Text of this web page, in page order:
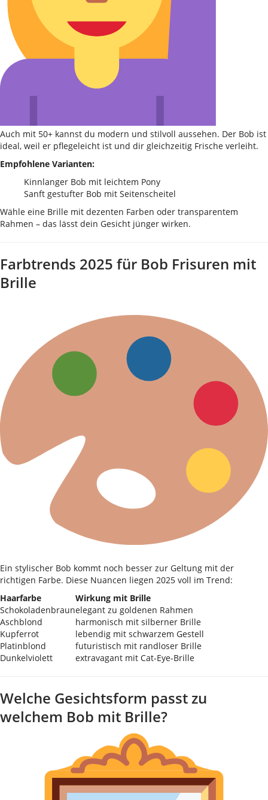
Auch mit 50+ kannst du modern und stilvoll aussehen. Der Bob ist
ideal, weil er pflegeleicht ist und dir gleichzeitig Frische verleiht.
Empfohlene Varianten:
Kinnlanger Bob mit leichtem Pony
Sanft gestufter Bob mit Seitenscheitel
Wähle eine Brille mit dezenten Farben oder transparentem
Rahmen – das lässt dein Gesicht jünger wirken.
Farbtrends 2025 für Bob Frisuren mit
Brille
Ein stylischer Bob kommt noch besser zur Geltung mit der
richtigen Farbe. Diese Nuancen liegen 2025 voll im Trend:
Haarfarbe
Wirkung mit Brille
Schokoladenbraunelegant zu goldenen Rahmen
Aschblond
harmonisch mit silberner Brille
Kupferrot
lebendig mit schwarzem Gestell
Platinblond
futuristisch mit randloser Brille
Dunkelviolett
extravagant mit Cat-Eye-Brille
Welche Gesichtsform passt zu
welchem Bob mit Brille?